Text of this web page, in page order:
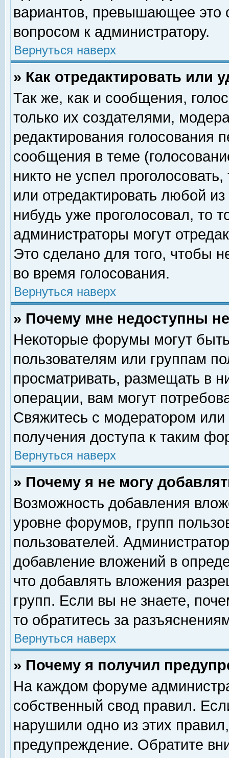
вариантов, превышающее это
вопросом к администратору.
Вернуться наверх
» Как отредактировать или
Так же, как и сообщения,
только их создателями,
редактирования голосования
сообщения в теме
никто не успел
или отредактировать любой
нибудь уже проголосовал, то
администраторы могут
Это сделано для того, чтобы
во время голосования.
Вернуться наверх
» Почему мне недоступны
Некоторые форумы могут
пользователям или группам
просматривать, размещать в
операции, вам могут
Свяжитесь с модератором
получения доступа к таким
Вернуться наверх
» Почему я не могу
Возможность добавления
уровне форумов, групп
пользователей.
добавление вложений в
что добавлять вложения
групп. Если вы не знаете,
то обратитесь за
Вернуться наверх
» Почему я получил
На каждом форуме
собственный свод правил.
нарушили одно из этих
предупреждение. Обратите